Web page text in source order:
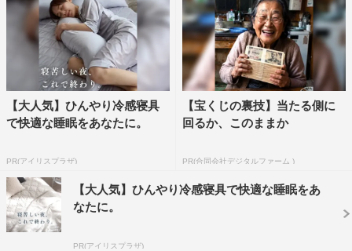
3日間連続で出演するのは、寺脇康文とドランクドラゴン
の塚地武雅。この2人に加え、毎回、各界で活躍する女優
が1人ずつ出演する。
寺脇は、今回の配信について「お客さんがいつ劇場に来て
いただけるか分かりませんが、配信でも共有できる時間が
中、できる事はと考えたらそれは即興劇だろうと。歌う曲
を数曲決めて生でやってみようというオファーを頂いた。
そして相棒として塚ちゃん（塚地）にLINEで『こういう
企画があるのでやってね！』と年上の力を使ってね……い
【大人気】ひんやり冷感寝具
で快適な睡眠をあなたに。
PR(アイリスプラザ)
【宝くじの裏技】当たる側に
回るか、このままか
PR(合同会社デジタルファーム )
【大人気】ひんやり冷感寝具で快適な睡眠をあ
なたに。
PR(アイリスプラザ)